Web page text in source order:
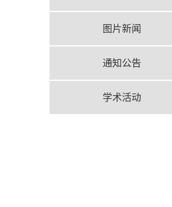
图片新闻
通知公告
学术活动